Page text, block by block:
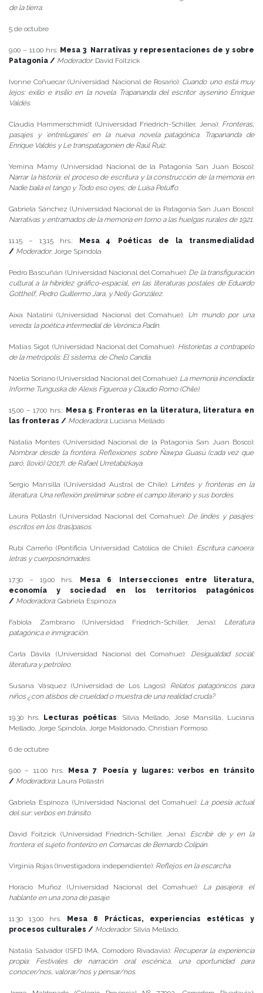
de la tierra.
5 de octubre
9.00 – 11.00 hrs: Mesa 3: Narrativas y representaciones de y sobre
Patagonia / Moderador: David Foitzick
Ivonne Coñuecar (Universidad Nacional de Rosario): Cuando uno está muy
lejos: exilio e insilio en la novela Trapananda del escritor aysenino Enrique
Valdés.
Claudia Hammerschmidt (Universidad Friedrich-Schiller, Jena): Fronteras,
pasajes y ‘entrelugares’ en la nueva novela patagónica. Trapananda de
Enrique Valdés y Le transpatagonien de Raúl Ruiz.
Yemina Mamy (Universidad Nacional de la Patagonia San Juan Bosco):
Narrar la historia: el proceso de escritura y la construcción de la memoria en
Nadie baila el tango y Todo eso oyes, de Luisa Peluffo.
Gabriela Sánchez (Universidad Nacional de la Patagonia San Juan Bosco):
Narrativas y entramados de la memoria en torno a las huelgas rurales de 1921
11.15 – 13.15 hrs.: Mesa 4: Poéticas de la transmedialidad
/ Moderador: Jorge Spíndola
Pedro Bascuñán (Universidad Nacional del Comahue): De la transfiguración
cultural a la hibridez gráfico-espacial, en las literaturas postales de Eduardo
Gotthelf, Pedro Guillermo Jara, y Nelly González.
Aixa Natalini (Universidad Nacional del Comahue): Un mundo por una
vereda: la poética intermedial de Verónica Padín
Matías Sigot (Universidad Nacional del Comahue): Historietas a contrapelo
de la metrópolis: El sistema, de Chelo Candia.
Noelia Soriano (Universidad Nacional del Comahue): La memoria incendiada:
Informe Tunguska de Alexis Figueroa y Claudio Romo (Chile).
15.00 – 17.00 hrs.: Mesa 5: Fronteras en la literatura, literatura en
las fronteras / Moderadora: Luciana Mellado
Natalia Montes (Universidad Nacional de la Patagonia San Juan Bosco):
Nombrar desde la frontera. Reflexiones sobre Ñawpa Guasú (cada vez que
paró, llovió) (2017), de Rafael Urretabizkaya.
Sergio Mansilla (Universidad Austral de Chile): L ímites y fronteras en la
literatura. Una reflexión preliminar sobre el campo literario y sus bordes.
Laura Pollastri (Universidad Nacional del Comahue): De lindes y pasajes:
escritos en los (tras)pasos.
Rubí Carreño (Pontificia Universidad Católica de Chile): Escritura canoera:
letras y cuerposnómades.
17.30 – 19.00 hrs. Mesa 6: Intersecciones entre literatura,
economía y sociedad en los territorios patagónicos
/ Moderadora: Gabriela Espinoza
Fabiola Zambrano (Universidad Friedrich-Schiller, Jena): Literatura
patagónica e inmigración
Carla Dávila (Universidad Nacional del Comahue): Desigualdad social:
literatura y petróleo.
Susana Vásquez (Universidad de Los Lagos): Relatos patagónicos para
niños ¿con atisbos de crueldad o muestra de una realidad cruda?
19.30 hrs. Lecturas poéticas: Silvia Mellado, José Mansilla, Luciana
Mellado, Jorge Spíndola, Jorge Maldonado, Christian Formoso.
6 de octubre
9.00 – 11.00 hrs. Mesa 7: Poesía y lugares: verbos en tránsito
/ Moderadora: Laura Pollastri
Gabriela Espinoza (Universidad Nacional del Comahue): La poesía actual
del sur: verbos en tránsito.
David Foitzick (Universidad Friedrich-Schiller, Jena): Escribir de y en la
frontera: el sujeto fronterizo en Comarcas de Bernardo Colipán
Virginia Rojas (Investigadora independiente): Reflejos en la escarcha.
Horacio Muñoz (Universidad Nacional del Comahue):
La pasajera: el
hablante en una zona de pasaje.
11.30 13.00 hrs. Mesa 8: Prácticas, experiencias estéticas y
procesos culturales / Moderador: Silvia Mellado.
Natalia Salvador (ISFD IMA, Comodoro Rivadavia): Recuperar la experiencia
propia: Festivales de narración oral escénica, una oportunidad para
conocer/nos, valorar/nos y pensar/nos.